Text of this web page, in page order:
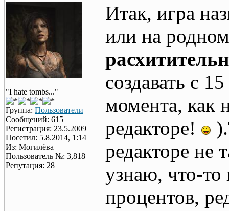
"I hate tombs..."
Группа: Пользователи
Сообщений: 615
Регистрация: 23.5.2009
Посетил: 5.8.2014, 1:14
Из: Могилёва
Пользователь №: 3,818
Репутация: 28
Итак, игра
или на
создавать с
момента, как
редакторе!
редакторе не
узнаю, что-
процентов,